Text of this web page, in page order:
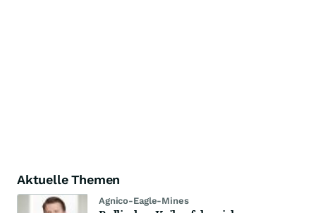
Aktuelle Themen
Agnico-Eagle-Mines